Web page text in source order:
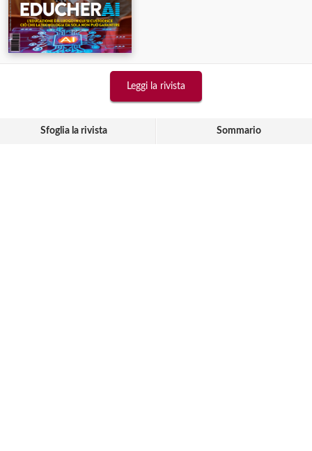
Leggi la rivista
Sfoglia la rivista Sommario